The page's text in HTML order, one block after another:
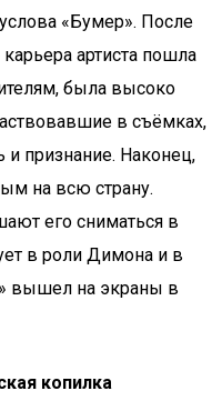
«Бумер». После
артиста пошла
была высоко
в съёмках,
признание. Наконец,
на всю страну.
его сниматься в
в роли Димона и в
вышел на экраны в
копилка